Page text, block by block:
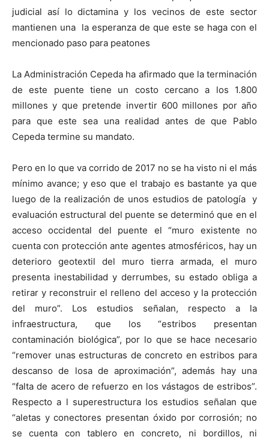
judicial así lo dictamina y los vecinos de este sector
mantienen una la esperanza de que este se haga con el
mencionado paso para peatones
La Administración Cepeda ha afirmado que la terminación
de este puente tiene un costo cercano a los 1.800
millones y que pretende invertir 600 millones por año
para que este sea una realidad antes de que Pablo
Cepeda termine su mandato.
Pero en lo que va corrido de 2017 no se ha visto ni el más
mínimo avance; y eso que el trabajo es bastante ya que
luego de la realización de unos estudios de patología y
evaluación estructural del puente se determinó que en el
acceso occidental del puente el “muro existente no
cuenta con protección ante agentes atmosféricos, hay un
deterioro geotextil del muro tierra armada, el muro
presenta inestabilidad y derrumbes, su estado obliga a
retirar y reconstruir el relleno del acceso y la protección
del muro”. Los estudios señalan, respecto a la
infraestructura, que los “estribos presentan
contaminación biológica”, por lo que se hace necesario
“remover unas estructuras de concreto en estribos para
descanso de losa de aproximación”, además hay una
“falta de acero de refuerzo en los vástagos de estribos”.
Respecto a l superestructura los estudios señalan que
“aletas y conectores presentan óxido por corrosión; no
se cuenta con tablero en concreto, ni bordillos, ni